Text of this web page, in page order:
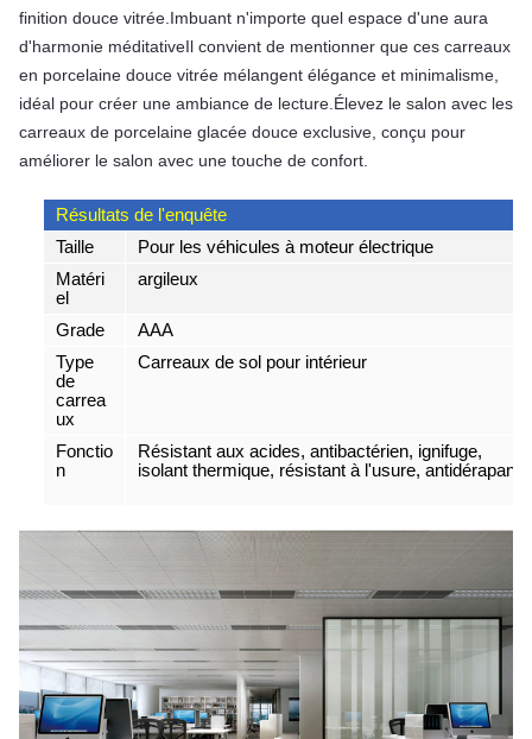
finition douce vitrée.Imbuant n'importe quel espace d'une aura
d'harmonie méditativeIl convient de mentionner que ces carreaux
en porcelaine douce vitrée mélangent élégance et minimalisme,
idéal pour créer une ambiance de lecture.Élevez le salon avec les
carreaux de porcelaine glacée douce exclusive, conçu pour
améliorer le salon avec une touche de confort.
Résultats de l'enquête
Taille
Pour les véhicules à moteur électrique
Matéri
el
argileux
Grade
AAA
Type
de
carrea
ux
Carreaux de sol pour intérieur
Fonctio
n
Résistant aux acides, antibactérien, ignifuge,
isolant thermique, résistant à l'usure, antidérapant